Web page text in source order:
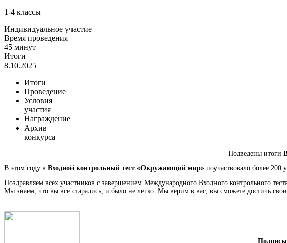
1-4 классы
Индивидуальное участие
Время проведения
45 минут
Итоги
8.10.2025
Итоги
Проведение
Условия
участия
Награждение
Архив
конкурса
Подведены итоги
В этом году в Входной контрольный тест «Окружающий мир» поучаствовало более 200
Поздравляем всех участников с завершением Международного Входного контрольного
Мы знаем, что вы все старались, и было не легко. Мы верим в вас, вы сможете достичь